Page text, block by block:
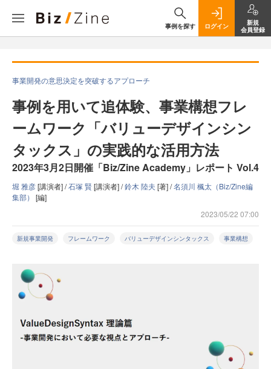
事例を探す ログイン
新規
会員登録
事業開発の意思決定を突破するアプローチ
事例を用いて追体験、事業構想フレ
ームワーク「バリューデザインシン
タックス」の実践的な活用方法
2023年3月2日開催「Biz/Zine Academy」レポート Vol.4
堀 雅彦[講演者] /石塚 賢[講演者] /鈴木 陸夫 [著] /名須川 楓太（Biz/Zine編
集部） [編]
2023/05/22 07:00
新規事業開発 フレームワーク バリューデザインシンタックス 事業構想